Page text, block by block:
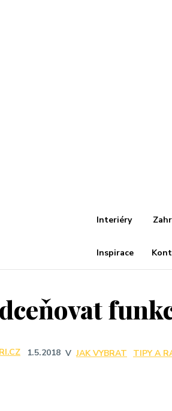
Interiéry
Inspirace
1.5.2018 V JAK VYBRAT TIPY A